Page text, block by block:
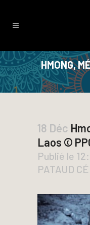
HMONG,
18 Déc
Laos ©
Publié le
PATAUD